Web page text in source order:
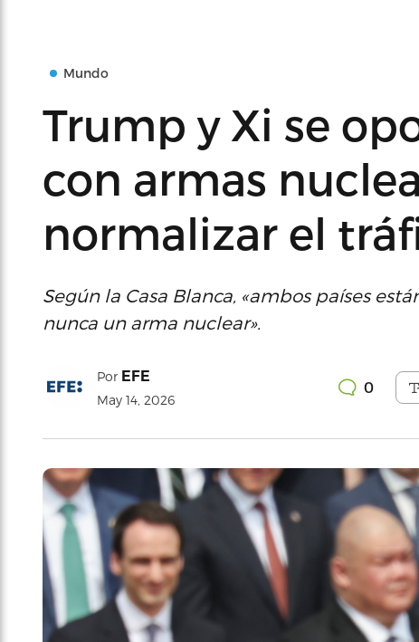
Mundo
Trump y Xi se
con armas
normalizar el
Según la Casa Blanca, «ambos países
nunca un arma nuclear».
Por EFE
May 14, 2026
0